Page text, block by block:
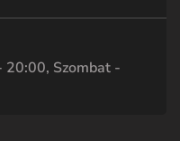
Szombat -